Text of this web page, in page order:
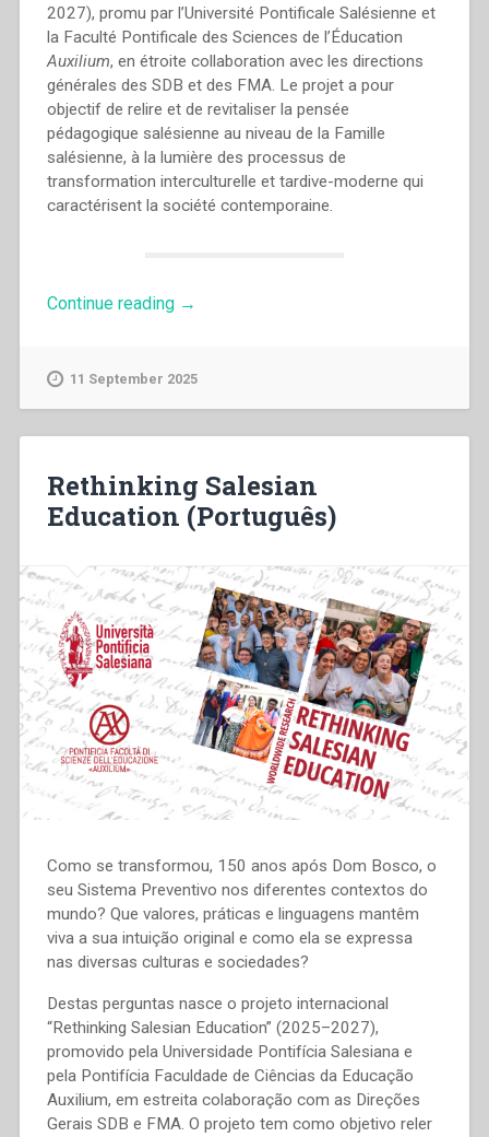
2027), promu par l’Université Pontificale Salésienne et
la Faculté Pontificale des Sciences de l’Éducation
Auxilium, en étroite collaboration avec les directions
générales des SDB et des FMA. Le projet a pour
objectif de relire et de revitaliser la pensée
pédagogique salésienne au niveau de la Famille
salésienne, à la lumière des processus de
transformation interculturelle et tardive-moderne qui
caractérisent la société contemporaine.
Continue reading “Rethinking
→
11 September 2025
Rethinking Salesian
Education (Português)
Como se transformou, 150 anos após Dom Bosco, o
seu Sistema Preventivo nos diferentes contextos do
mundo? Que valores, práticas e linguagens mantêm
viva a sua intuição original e como ela se expressa
nas diversas culturas e sociedades?
Destas perguntas nasce o projeto internacional
“Rethinking Salesian Education” (2025–2027),
promovido pela Universidade Pontifícia Salesiana e
pela Pontifícia Faculdade de Ciências da Educação
Auxilium, em estreita colaboração com as Direções
Gerais SDB e FMA. O projeto tem como objetivo reler